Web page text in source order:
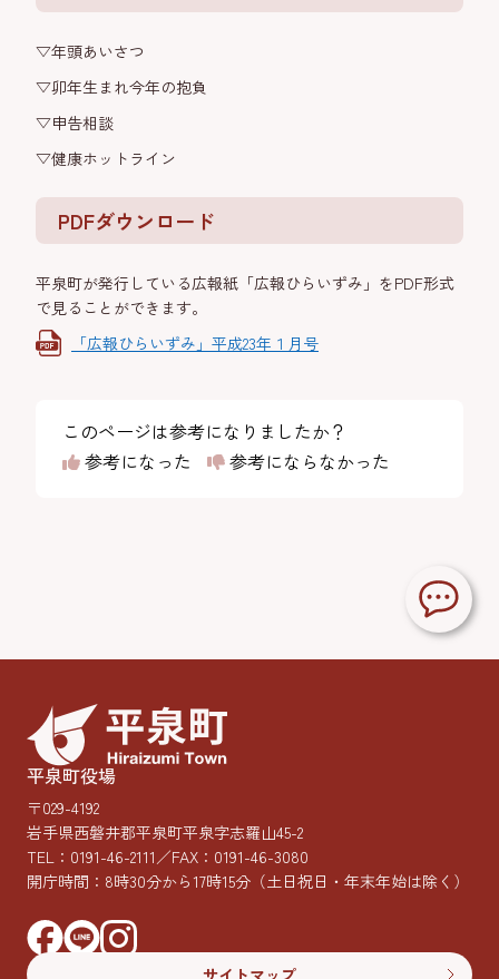
▽年頭あいさつ
▽卯年生まれ今年の抱負
▽申告相談
▽健康ホットライン
PDFダウンロード
平泉町が発行している広報紙「広報ひらいずみ」をPDF形式
で見ることができます。
「広報ひらいずみ」平成23年１月号
このページは参考になりましたか？
参考になった
参考にならなかった
平泉町役場
〒029-4192
岩手県西磐井郡平泉町平泉字志羅山45-2
TEL： 0191-46-2111／FAX：0191-46-3080
開庁時間：8時30分から17時15分 （土日祝日・年末年始は除く）
サイトマップ